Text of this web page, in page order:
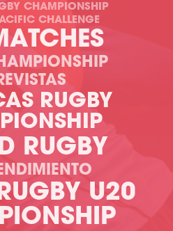
CHAMPIONSHIP
CHALLENGE
RUGBY
RUGBY
U20